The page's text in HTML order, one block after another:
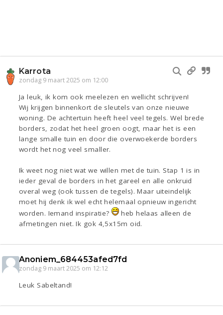
Karrota
zondag 9 maart 2025 om 12:00
Ja leuk, ik kom ook meelezen en wellicht schrijven!
Wij krijgen binnenkort de sleutels van onze nieuwe
woning. De achtertuin heeft heel veel tegels. Wel brede
borders, zodat het heel groen oogt, maar het is een
lange smalle tuin en door die overwoekerde borders
wordt het nog veel smaller.
Ik weet nog niet wat we willen met de tuin. Stap 1 is in
ieder geval de borders in het gareel en alle onkruid
overal weg (ook tussen de tegels). Maar uiteindelijk
moet hij denk ik wel echt helemaal opnieuw ingericht
worden. Iemand inspiratie?
heb helaas alleen de
afmetingen niet. Ik gok 4,5x15m oid.
Anoniem_684453afed7fd
zondag 9 maart 2025 om 12:12
Leuk Sabeltand!